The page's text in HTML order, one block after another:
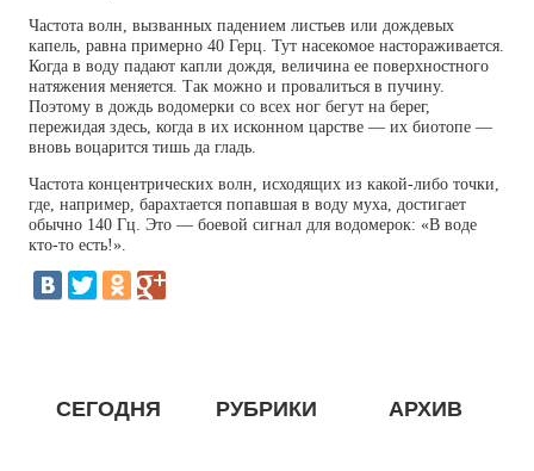
Частота волн, вызванных падением листьев или дождевых
капель, равна примерно 40 Герц. Тут насекомое настораживается.
Когда в воду падают капли дождя, величина ее поверхностного
натяжения меняется. Так можно и провалиться в пучину.
Поэтому в дождь водомерки со всех ног бегут на берег,
пережидая здесь, когда в их исконном царстве — их биотопе —
вновь воцарится тишь да гладь.
Частота концентрических волн, исходящих из какой-либо точки,
где, например, барахтается попавшая в воду муха, достигает
обычно 140 Гц. Это — боевой сигнал для водомерок: «В воде
кто-то есть!».
СЕГОДНЯ РУБРИКИ АРХИВ